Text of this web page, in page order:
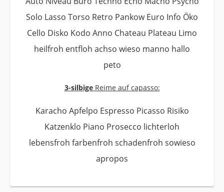
Solo Lasso Torso Retro Pankow Euro Info Öko
Cello Disko Kodo Anno Chateau Plateau Limo
heilfroh entfloh achso wieso manno hallo
peto
3-silbigeReime auf capasso:
Karacho Apfelpo Espresso Picasso Risiko
Katzenklo Piano Prosecco lichterloh
lebensfroh farbenfroh schadenfroh sowieso
apropos